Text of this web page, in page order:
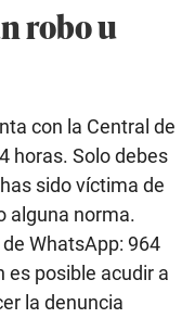
robo u
con la Central de
horas. Solo debes
sido víctima de
alguna norma.
WhatsApp: 964
es posible acudir a
la denuncia